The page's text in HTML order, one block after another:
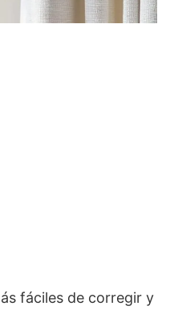
fáciles de corregir y